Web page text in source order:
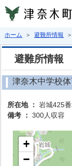
ホーム ＞避難所情報
避難所情報
津奈木中学校
所在地 ：岩城425
備考 ：300人収容
+
−